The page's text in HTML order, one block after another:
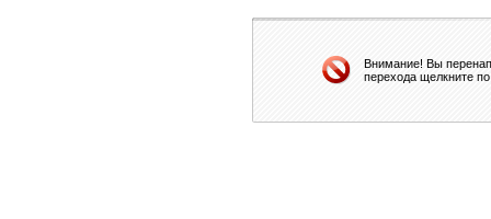
Внимание! Вы
перехода щелкните